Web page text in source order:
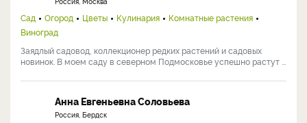
Сад Огород Цветы Кулинария
Комнатные растения
Виноград
Заядлый садовод, коллекционер редких растений и садовых
новинок. В моем саду в северном Подмосковье успешно растут ...
Анна Евгеньевна Соловьева
Россия, Бердск